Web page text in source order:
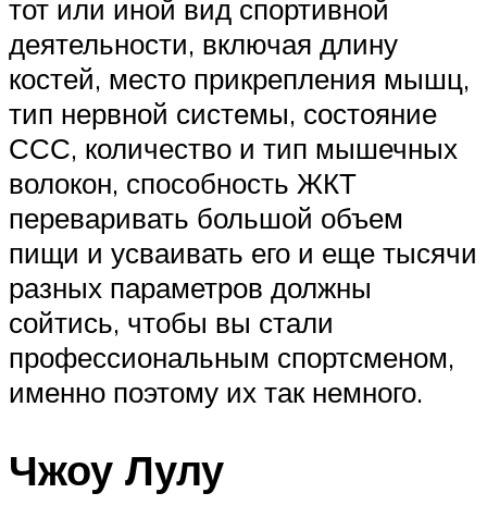
тот или иной вид спортивной
деятельности, включая длину
костей, место прикрепления мышц,
тип нервной системы, состояние
ССС, количество и тип мышечных
волокон, способность ЖКТ
переваривать большой объем
пищи и усваивать его и еще тысячи
разных параметров должны
сойтись, чтобы вы стали
профессиональным спортсменом,
именно поэтому их так немного.
Чжоу Лулу